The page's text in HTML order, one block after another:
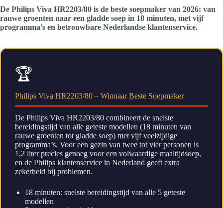
De Philips Viva HR2203/80 is de beste soepmaker van 2026: van
rauwe groenten naar een gladde soep in 18 minuten, met vijf
programma’s en betrouwbare Nederlandse klantenservice.
🏆
Philips Viva HR2203/80 – Winnaar Beste Soepmaker
De Philips Viva HR2203/80 combineert de snelste
bereidingstijd van alle geteste modellen (18 minuten van
rauwe groenten tot gladde soep) met vijf veelzijdige
programma’s. Voor een gezin van twee tot vier personen is
1,2 liter precies genoeg voor een volwaardige maaltijdsoep,
en de Philips klantenservice in Nederland geeft extra
zekerheid bij problemen.
18 minuten: snelste bereidingstijd van alle 5 geteste
modellen